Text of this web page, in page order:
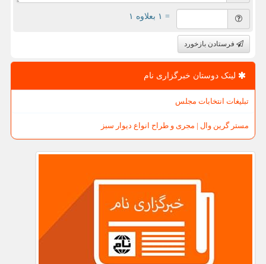
= ۱ بعلاوه ۱
فرستادن بازخورد
لینک دوستان خبرگزاری نام
تبلیغات انتخابات مجلس
مستر گرین وال | مجری و طراح انواع دیوار سبز